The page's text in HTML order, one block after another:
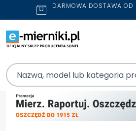
DARMOWA DOSTAWA OD